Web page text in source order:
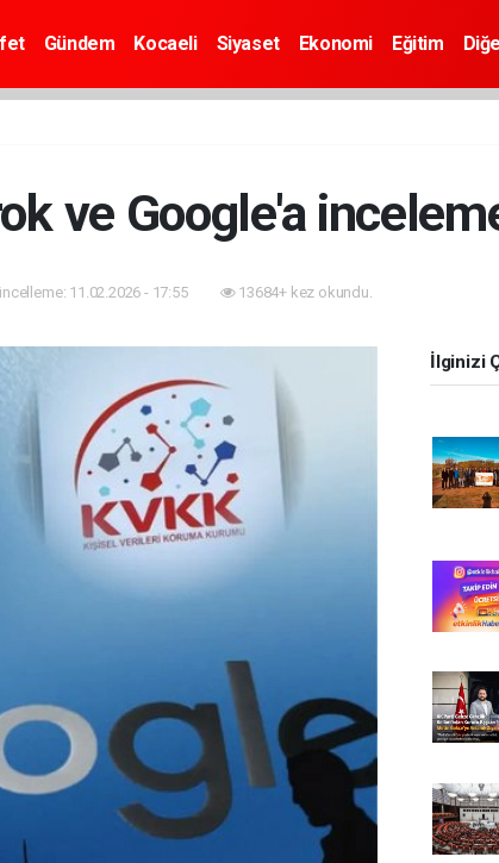
Gündem Kocaeli Siyaset Ekonomi Eğitim
ve Google'a
11.02.2026 - 17:55 13684+ kez okundu.
İlginizi